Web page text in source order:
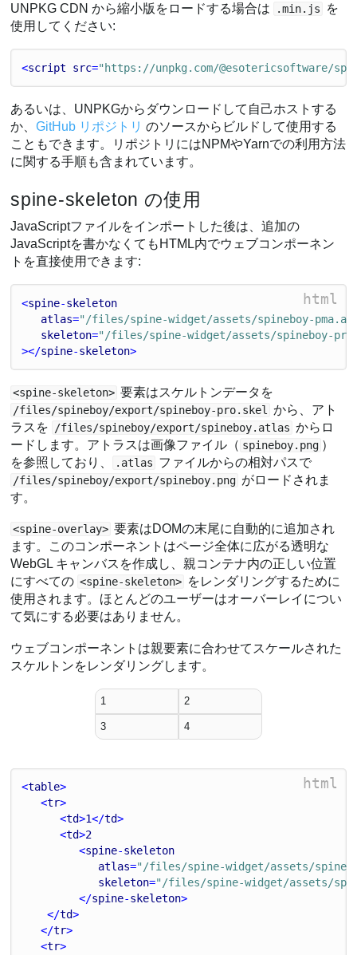
UNPKG CDN から縮小版をロードする場合は .min.js
を
使用してください:
<script src="https://unpkg.com/@esotericsoftware/
あるいは、UNPKGからダウンロードして自己ホストする
か、GitHub リポジトリ のソースからビルドして使用する
こともできます。リポジトリにはNPMやYarnでの利用方法
に関する手順も含まれています。
spine-skeleton の使用
JavaScriptファイルをインポートした後は、追加の
JavaScriptを書かなくてもHTML内でウェブコンポーネン
トを直接使用できます:
html
<spine-skeleton
atlas="/files/spine-widget/assets/spineboy-
skeleton="/files/spine-widget/assets/spineboy-
></spine-skeleton>
<spine-skeleton> 要素はスケルトンデータを
/files/spineboy/export/spineboy-pro.skel
から、アト
ラスを
/files/spineboy/export/spineboy.atlas からロ
ードします。アトラスは画像ファイル（ spineboy.png ）
を参照しており、
.atlas ファイルからの相対パスで
/files/spineboy/export/spineboy.png がロードされま
す。
<spine-overlay> 要素はDOMの末尾に自動的に追加され
ます。このコンポーネントはページ全体に広がる透明な
WebGL キャンバスを作成し、親コンテナ内の正しい位置
にすべての <spine-skeleton> をレンダリングするために
使用されます。ほとんどのユーザーはオーバーレイについ
て気にする必要はありません。
ウェブコンポーネントは親要素に合わせてスケールされた
スケルトンをレンダリングします。
1 2
3 4
html
<table>
<tr>
<td>1</td>
<td>2
<spine-skeleton
atlas="/files/spine-widget/assets/
skeleton="/files/spine-widget/assets/
</spine-skeleton>
</td>
</tr>
<tr>